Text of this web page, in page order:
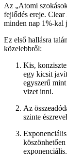
Az „Atomi
fejlődés ereje. Clear
minden nap 1%-kal
Ez első hallásra
közelebbről:
Kis,
egy kicsit
egyszerű
vizet inni.
Az
szinte
exponenciális.